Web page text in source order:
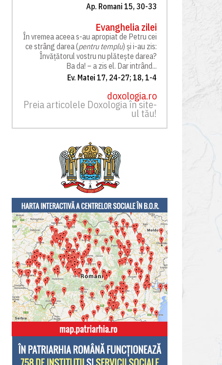
Ap. Romani 15, 30-33
Evanghelia zilei
În vremea aceea s-au apropiat de Petru cei
ce strâng darea (pentru templu) și i-au zis:
Învățătorul vostru nu plătește darea?
Ba da! – a zis el. Dar intrând...
Ev. Matei 17, 24-27; 18, 1-4
doxologia.ro
Preia articolele Doxologia în site-
ul tău!